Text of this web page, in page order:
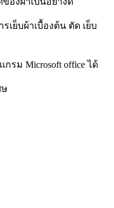
เย็บผ้าเบื้องต้น ตัด เย็บ
รม Microsoft office ได้